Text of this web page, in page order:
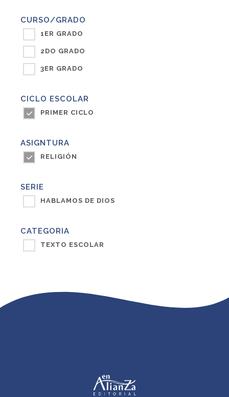
CURSO/GRADO
1ER GRADO
2DO GRADO
3ER GRADO
CICLO ESCOLAR
PRIMER CICLO
ASIGNTURA
RELIGIÓN
SERIE
HABLAMOS DE DIOS
CATEGORIA
TEXTO ESCOLAR